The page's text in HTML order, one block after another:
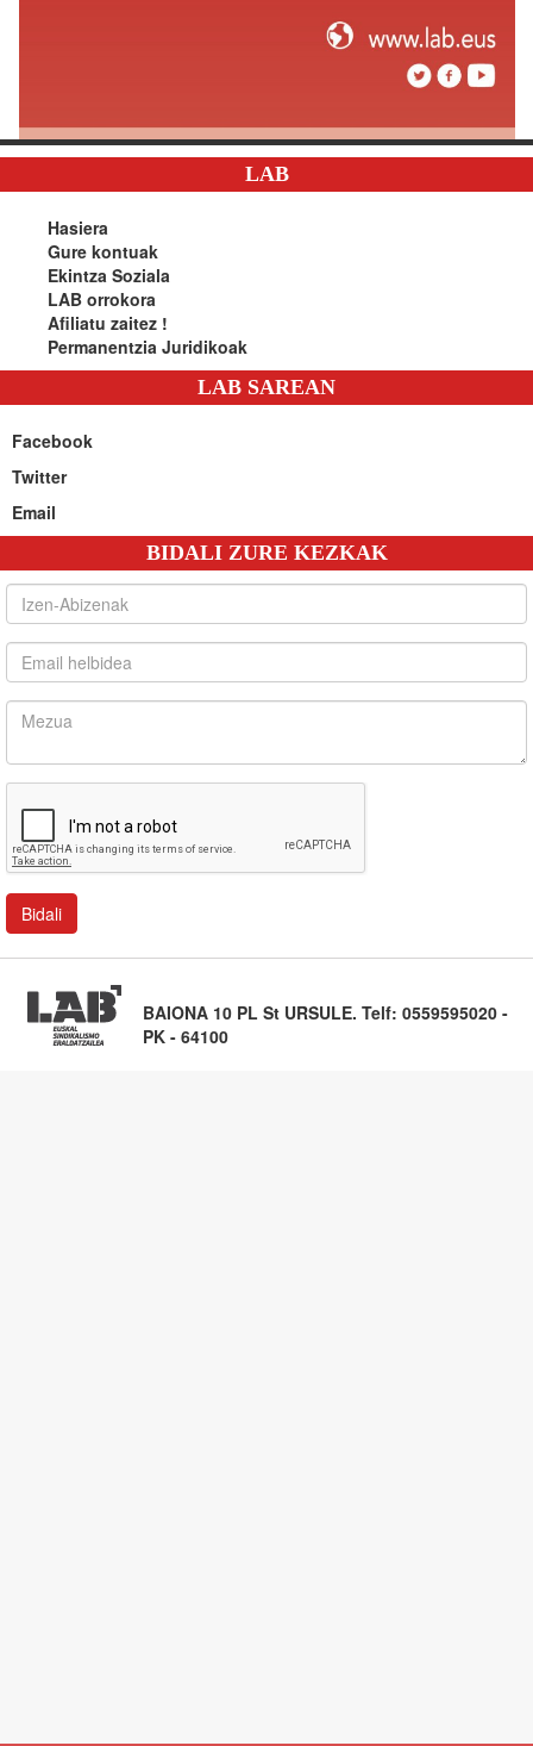
LAB
Hasiera
Gure kontuak
Ekintza Soziala
LAB orrokora
Afiliatu zaitez !
Permanentzia Juridikoak
LAB SAREAN
Facebook
Twitter
Email
BIDALI ZURE KEZKAK
BAIONA 10 PL St URSULE. Telf: 0559595020 -
PK - 64100